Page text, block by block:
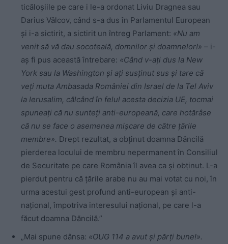
ticăloșiile pe care i le-a ordonat Liviu Dragnea sau
Darius Vâlcov, când s-a dus în Parlamentul European
și i-a sictirit, a sictirit un întreg Parlament: «Nu am
venit să vă dau socoteală, domnilor și doamnelor!» – i-
aș fi pus această întrebare: «Când v-ați dus la New
York sau la Washington și ați susținut sus și tare că
veți muta Ambasada României din Israel de la Tel Aviv
la Ierusalim, călcând în felul acesta decizia UE, tocmai
spuneați că nu sunteți anti-europeană, care hotărâse
că nu se face o asemenea mișcare de către țările
membre». Drept rezultat, a obținut doamna Dăncilă
pierderea locului de membru nepermanent în Consiliul
de Securitate pe care România îl avea ca și obținut. L-a
pierdut pentru că țările arabe nu au mai votat cu noi, în
urma acestui gest profund anti-european și anti-
național, împotriva interesului național, pe care l-a
făcut doamna Dăncilă.”
„Mai spune dânsa: «OUG 114 a avut și părți bune!».